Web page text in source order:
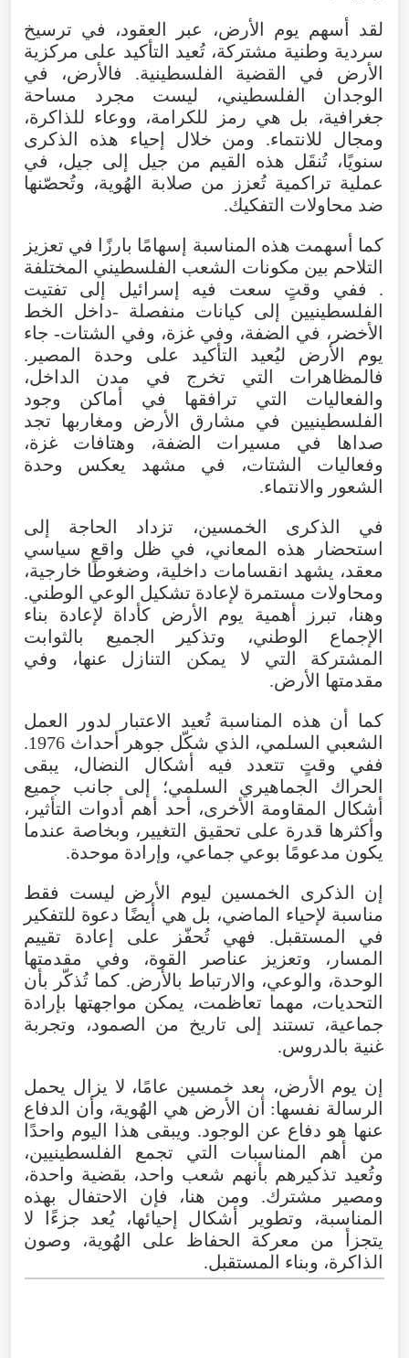
لقد أسهم يوم الأرض، عبر العقود، في ترسيخ
سردية وطنية مشتركة، تُعيد التأكيد على مركزية
الأرض
في القضية الفلسطينية. فالأرض، في
الوجدان
الفلسطيني، ليست مجرد
مساحة
جغرافية، بل هي رمز للكرامة، ووعاء للذاكرة،
ومجال
للانتماء. ومن خلال إحياء هذه
الذكرى
سنويًا، تُنقَل هذه القيم من جيل إلى جيل، في
عملية تراكمية تُعزز من صلابة الهُوية، وتُحصّنها
ضد محاولات التفكيك.
كما أسهمت هذه المناسبة إسهامًا بارزًا في تعزيز
التلاحم بين مكونات الشعب الفلسطيني المختلفة
. ففي وقتٍ سعت فيه إسرائيل إلى
تفتيت
الفلسطينيين
إلى كيانات منفصلة -داخل
الخط
الأخضر ، في الضفة، وفي غزة، وفي الشتات- جاء
يوم
الأرض ليُعيد التأكيد على وحدة المصير .
فالمظاهرات
التي تخرج في مدن الداخل،
والفعاليات
التي ترافقها في أماكن
وجود
الفلسطينيين
في مشارق الأرض ومغاربها
تجد
صداها
في مسيرات الضفة، وهتافات غزة،
وفعاليات
الشتات، في مشهد يعكس
وحدة
الشعور والانتماء.
في
الذكرى الخمسين، تزداد الحاجة
إلى
استحضار
هذه المعاني، في ظل واقع سياسي
معقد، يشهد انقسامات داخلية، وضغوطًا خارجية،
ومحاولات مستمرة لإعادة تشكيل الوعي الوطني.
وهنا، تبرز أهمية يوم الأرض كأداة لإعادة
بناء
الإجماع
الوطني، وتذكير الجميع
بالثوابت
المشتركة
التي لا يمكن التنازل عنها، وفي
مقدمتها الأرض.
كما
أن هذه المناسبة تُعيد الاعتبار لدور
العمل
الشعبي السلمي، الذي شكّل جوهر أحداث 1976
.
ففي
وقتٍ تتعدد فيه أشكال النضال، يبقى
الحراك
الجماهيري السلمي؛ إلى جانب
جميع
أشكال المقاومة الأخرى، أحد أهم أدوات التأثير ،
وأكثرها قدرة على تحقيق التغيير ، وبخاصة عندما
يكون مدعومًا بوعي جماعي، وإرادة موحدة.
إن الذكرى الخمسين ليوم الأرض ليست
فقط
مناسبة لإحياء الماضي، بل هي أيضًا دعوة للتفكير
في
المستقبل. فهي تُحفّز على إعادة
تقييم
المسار ، وتعزيز عناصر القوة، وفي
مقدمتها
الوحدة، والوعي، والارتباط بالأرض. كما تُذكّر
بأن
التحديات، مهما تعاظمت، يمكن مواجهتها بإرادة
جماعية، تستند إلى تاريخ من الصمود، وتجربة
غنية بالدروس.
إن يوم الأرض، بعد خمسين عامًا، لا يزال يحمل
الرسالة نفسها: أن الأرض هي الهُوية، وأن الدفاع
عنها هو دفاع عن الوجود. ويبقى هذا اليوم واحدًا
من
أهم المناسبات التي تجمع الفلسطينيين،
وتُعيد تذكيرهم بأنهم شعب واحد، بقضية واحدة،
ومصير
مشترك. ومن هنا، فإن الاحتفال
بهذه
المناسبة، وتطوير أشكال إحيائها،يُعد جزءًا
لا
يتجزأ
من معركة الحفاظ على الهُوية، وصون
الذاكرة، وبناء المستقبل.